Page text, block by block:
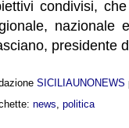
condivisi,
nazionale
presidente
SICILIAUNONEWS
news politica